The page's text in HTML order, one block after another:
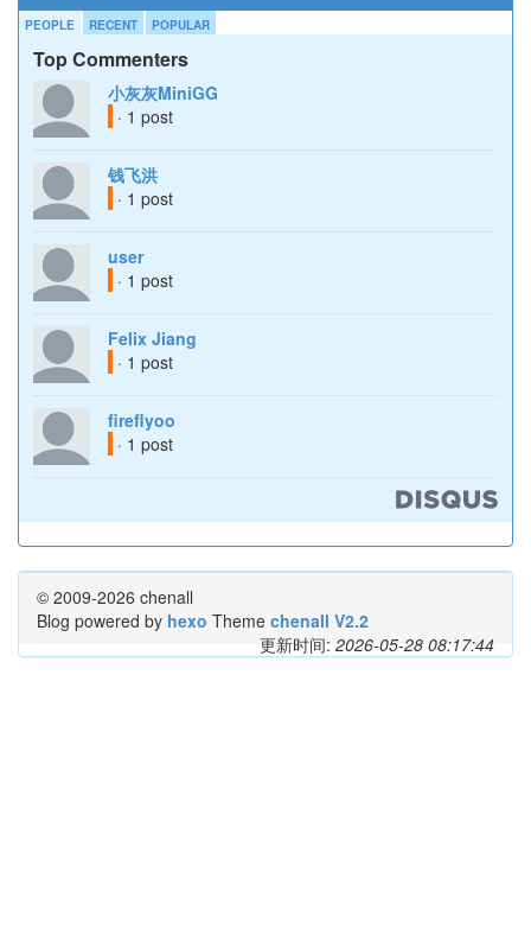
PEOPLE RECENT POPULAR
Top Commenters
小灰灰MiniGG
· 1 post
钱飞洪
· 1 post
user
· 1 post
Felix Jiang
· 1 post
fireflyoo
· 1 post
© 2009-2026 chenall
Blog powered by hexo Theme chenall V2.2
更新时间: 2026-05-28 08:17:44